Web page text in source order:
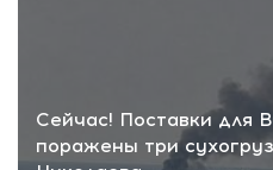
Сейчас! Поставки для
поражены три